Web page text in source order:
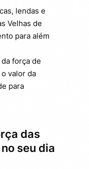
lendas e
Velhas de
para além
força de
valor da
para
das
seu dia